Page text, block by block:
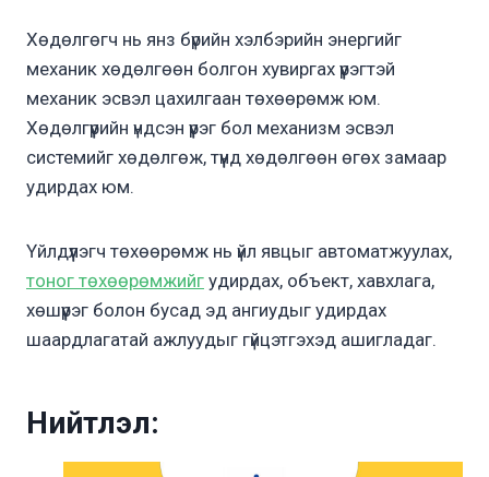
Хөдөлгөгч нь янз бүрийн хэлбэрийн энергийг
механик хөдөлгөөн болгон хувиргах үүрэгтэй
механик эсвэл цахилгаан төхөөрөмж юм.
Хөдөлгүүрийн үндсэн үүрэг бол механизм эсвэл
системийг хөдөлгөж, түүнд хөдөлгөөн өгөх замаар
удирдах юм.
Үйлдүүлэгч төхөөрөмж нь үйл явцыг автоматжуулах,
тоног төхөөрөмжийг удирдах, объект, хавхлага,
хөшүүрэг болон бусад эд ангиудыг удирдах
шаардлагатай ажлуудыг гүйцэтгэхэд ашигладаг.
Нийтлэл: